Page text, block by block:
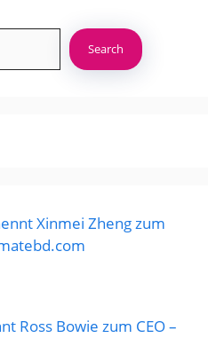
Search
Xinmei Zheng zum
Ross Bowie zum CEO –